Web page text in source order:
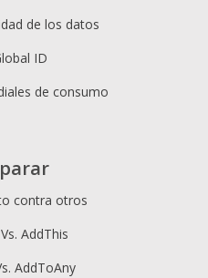
de los datos
ID
de consumo
contra otros
AddThis
AddToAny